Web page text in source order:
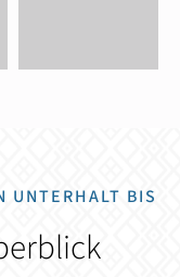
UNTERHALT BIS